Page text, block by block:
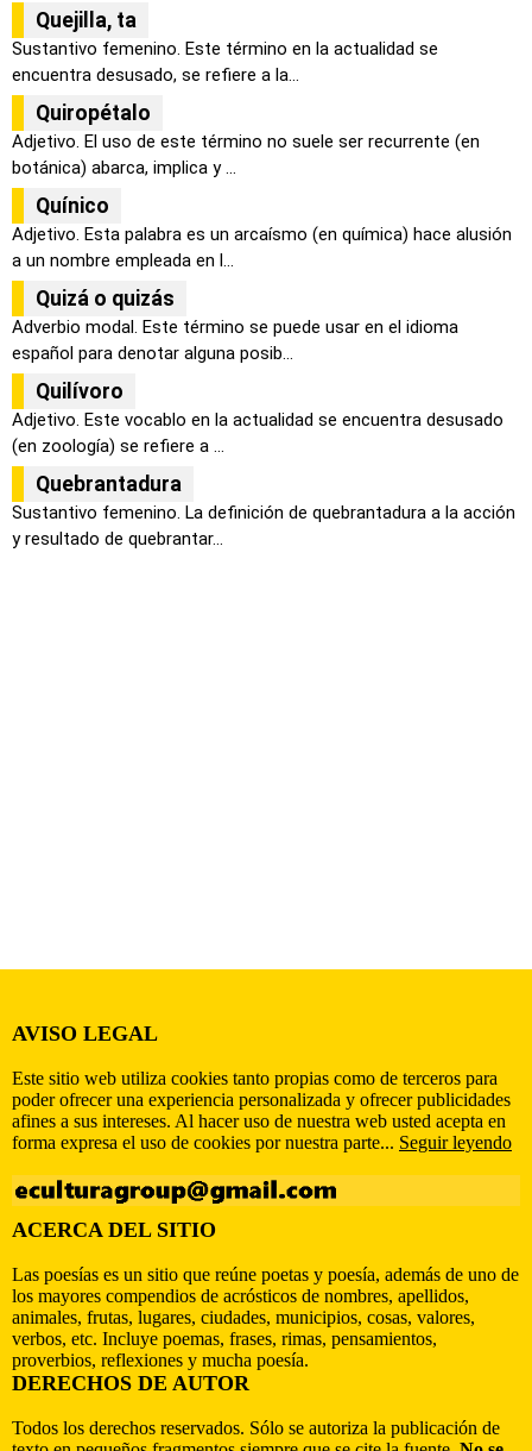
Quejilla, ta
Sustantivo femenino. Este término en la actualidad se
encuentra desusado, se refiere a la...
Quiropétalo
Adjetivo. El uso de este término no suele ser recurrente (en
botánica) abarca, implica y ...
Quínico
Adjetivo. Esta palabra es un arcaísmo (en química) hace alusión
a un nombre empleada en l...
Quizá o quizás
Adverbio modal. Este término se puede usar en el idioma
español para denotar alguna posib...
Quilívoro
Adjetivo. Este vocablo en la actualidad se encuentra desusado
(en zoología) se refiere a ...
Quebrantadura
Sustantivo femenino. La definición de quebrantadura a la acción
y resultado de quebrantar...
AVISO LEGAL
Este sitio web utiliza cookies tanto propias como de terceros para
poder ofrecer una experiencia personalizada y ofrecer publicidades
afines a sus intereses. Al hacer uso de nuestra web usted acepta en
forma expresa el uso de cookies por nuestra parte... Seguir leyendo
ACERCA DEL SITIO
Las poesías es un sitio que reúne poetas y poesía, además de uno de
los mayores compendios de acrósticos de nombres, apellidos,
animales, frutas, lugares, ciudades, municipios, cosas, valores,
verbos, etc. Incluye poemas, frases, rimas, pensamientos,
proverbios, reflexiones y mucha poesía.
DERECHOS DE AUTOR
Todos los derechos reservados. Sólo se autoriza la publicación de